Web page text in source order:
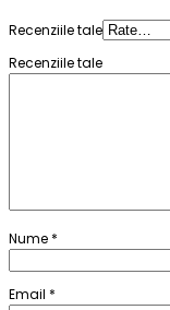
Recenziile tale
Recenziile tale
Nume *
Email *